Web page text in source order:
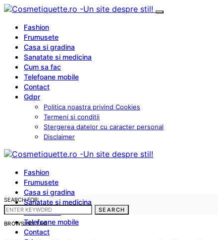
Fashion
Frumusete
Casa si gradina
Sanatate si medicina
Cum sa fac
Telefoane mobile
Contact
Gdpr
Politica noastra privind Cookies
Termeni si conditii
Stergerea datelor cu caracter personal
Disclaimer
Fashion
Frumusete
Casa si gradina
Sanatate si medicina
Cum sa fac
Telefoane mobile
Contact
SEARCH FOR:
SEARCH
BROWSING TAG